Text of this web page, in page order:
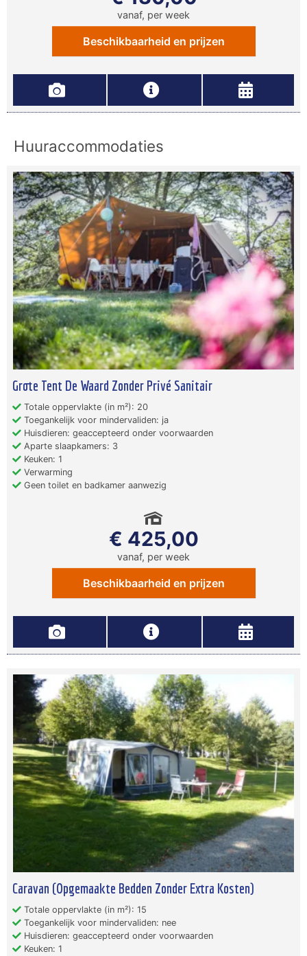
vanaf, per week
Beschikbaarheid en prijzen
Huuraccommodaties
Grote Tent De Waard Zonder Privé Sanitair
Totale oppervlakte (in m²): 20
Toegankelijk voor mindervaliden: ja
Huisdieren: geaccepteerd onder voorwaarden
Aparte slaapkamers: 3
Keuken: 1
Verwarming
Geen toilet en badkamer aanwezig
€ 425,00
vanaf, per week
Beschikbaarheid en prijzen
Caravan (Opgemaakte Bedden Zonder Extra Kosten)
Totale oppervlakte (in m²): 15
Toegankelijk voor mindervaliden: nee
Huisdieren: geaccepteerd onder voorwaarden
Keuken: 1